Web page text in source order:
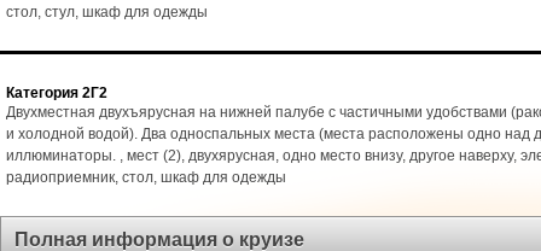
стол, стул, шкаф для одежды
Категория 2Г2
Двухместная двухъярусная на нижней палубе с частичными удобствами
и холодной водой). Два односпальных места (места расположены одно над
иллюминаторы. , мест (2), двухярусная, одно место внизу, другое наверху,
радиоприемник, стол, шкаф для одежды
Полная информация о круизе